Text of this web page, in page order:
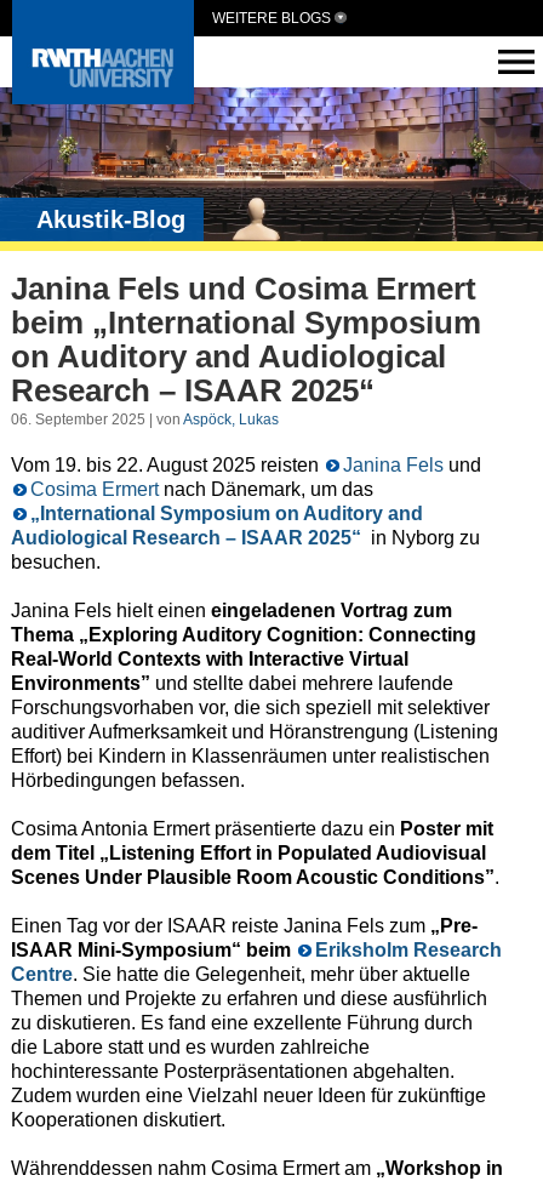
WEITERE BLOGS
Akustik-Blog
Janina Fels und Cosima Ermert
beim „International Symposium
on Auditory and Audiological
Research – ISAAR 2025“
06. September 2025 | von Aspöck, Lukas
Vom 19. bis 22. August 2025 reisten Janina Felsund
Cosima Ermertnach Dänemark, um das
„International Symposium on Auditory and
Audiological Research – ISAAR 2025“ in Nyborg zu
besuchen.
Janina Fels hielt einen eingeladenen Vortrag zum
Thema „Exploring Auditory Cognition: Connecting
Real-World Contexts with Interactive Virtual
Environments” und stellte dabei mehrere laufende
Forschungsvorhaben vor, die sich speziell mit selektiver
auditiver Aufmerksamkeit und Höranstrengung (Listening
Effort) bei Kindern in Klassenräumen unter realistischen
Hörbedingungen befassen.
Cosima Antonia Ermert präsentierte dazu ein Poster mit
dem Titel „Listening Effort in Populated Audiovisual
Scenes Under Plausible Room Acoustic Conditions”.
Einen Tag vor der ISAAR reiste Janina Fels zum „Pre-
ISAAR Mini-Symposium“ beim
Eriksholm Research
Centre. Sie hatte die Gelegenheit, mehr über aktuelle
Themen und Projekte zu erfahren und diese ausführlich
zu diskutieren. Es fand eine exzellente Führung durch
die Labore statt und es wurden zahlreiche
hochinteressante Posterpräsentationen abgehalten.
Zudem wurden eine Vielzahl neuer Ideen für zukünftige
Kooperationen diskutiert.
Währenddessen nahm Cosima Ermert am „Workshop in